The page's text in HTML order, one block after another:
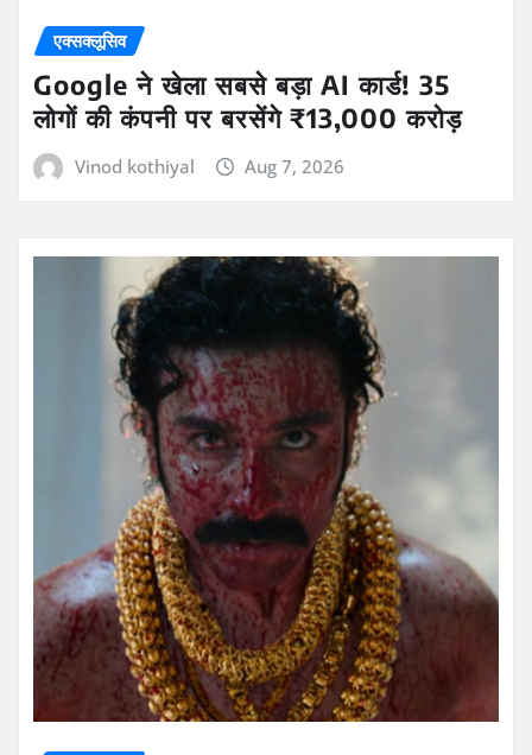
एक्सक्लूसिव
Google ने खेला सबसे बड़ा AI कार्ड! 35
लोगों की कंपनी पर बरसेंगे ₹13,000 करोड़
Vinod kothiyal Aug 7, 2026